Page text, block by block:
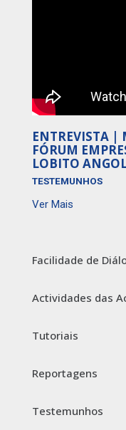
ENTREVISTA |
FÓRUM
LOBITO
TESTEMUNHOS
Ver Mais
Facilidade de
Actividades das
Tutoriais
Reportagens
Testemunhos